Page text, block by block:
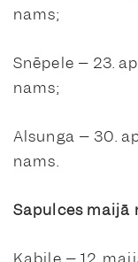
nams;
Snēpele – 23.
nams;
Alsunga – 30.
nams.
Sapulces maijā